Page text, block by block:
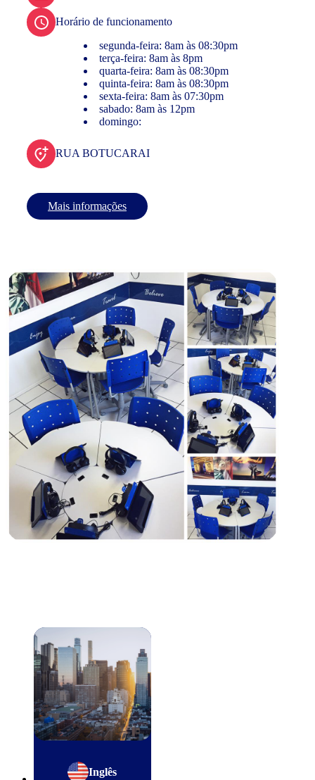
Horário de funcionamento
segunda-feira: 8am às 08:30pm
terça-feira: 8am às 8pm
quarta-feira: 8am às 08:30pm
quinta-feira: 8am às 08:30pm
sexta-feira: 8am às 07:30pm
sabado: 8am às 12pm
domingo:
RUA BOTUCARAI
Mais informações
Inglês